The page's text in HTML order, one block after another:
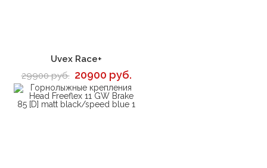
В корзину
Uvex Race+
29900 руб. 20900 руб.